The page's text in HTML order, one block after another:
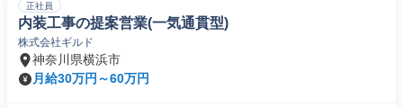
正社員
内装工事の提案営業(一気通貫型)
株式会社ギルド
神奈川県横浜市
月給30万円～60万円